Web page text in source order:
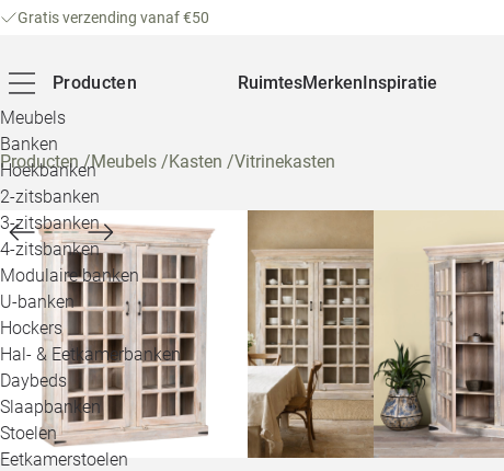
Gratis verzending vanaf €50
Producten
Meubels
Banken
Hoekbanken
2-zitsbanken
3-zitsbanken
4-zitsbanken
Modulaire banken
U-banken
Hockers
Hal- & Eetkamerbanken
Daybeds
Slaapbanken
Stoelen
Eetkamerstoelen
RuimtesMerkenInspiratie
Producten/Meubels /Kasten /Vitrinekasten